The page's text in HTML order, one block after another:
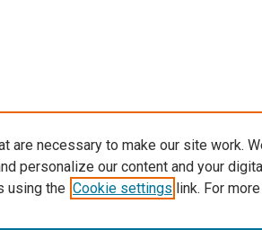
are necessary to make our site work.
personalize our content and your
using the Cookie settings link. For